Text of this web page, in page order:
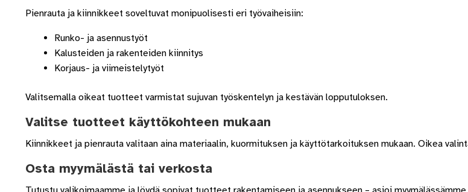
Pienrauta ja kiinnikkeet soveltuvat monipuolisesti eri työvaiheisiin:
Runko- ja asennustyöt
Kalusteiden ja rakenteiden kiinnitys
Korjaus- ja viimeistelytyöt
Valitsemalla oikeat tuotteet varmistat sujuvan työskentelyn ja kestävän lopputuloksen.
Valitse tuotteet käyttökohteen mukaan
Kiinnikkeet ja pienrauta valitaan aina materiaalin, kuormituksen ja käyttötarkoituksen mukaan. Oikea
Osta myymälästä tai verkosta